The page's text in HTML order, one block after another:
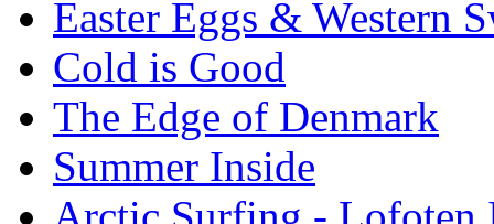
Easter Eggs & Western
Cold is Good
The Edge of Denmark
Summer Inside